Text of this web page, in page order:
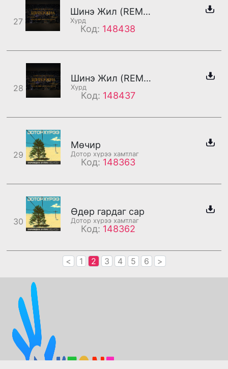
27
Шинэ Жил (REMASTERED 2025) /дахилт/
Хурд
Код: 148438
28
Шинэ Жил (REMASTERED 2025) /бадаг/
Хурд
Код: 148437
29
Мөчир
Дотор хүрээ хамтлаг
Код: 148363
30
Өдөр гардаг сар
Дотор хүрээ хамтлаг
Код: 148362
< 1 2 3 4 5 6 >